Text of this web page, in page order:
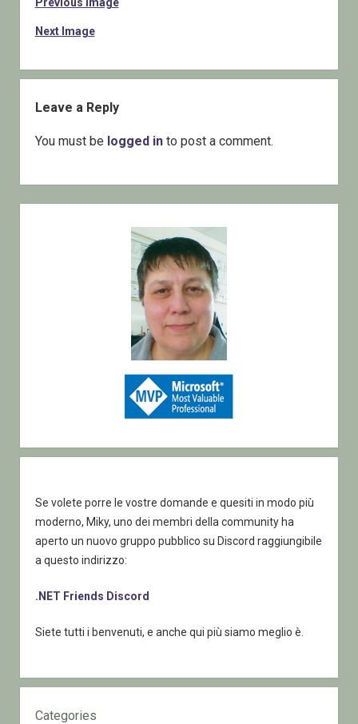
Next Image
Leave a Reply
You must be logged into post a comment.
Se volete porre le vostre domande e quesiti in modo più
moderno, Miky, uno dei membri della community ha
aperto un nuovo gruppo pubblico su Discord raggiungibile
a questo indirizzo:
.NET Friends Discord
Siete tutti i benvenuti, e anche qui più siamo meglio è.
Categories